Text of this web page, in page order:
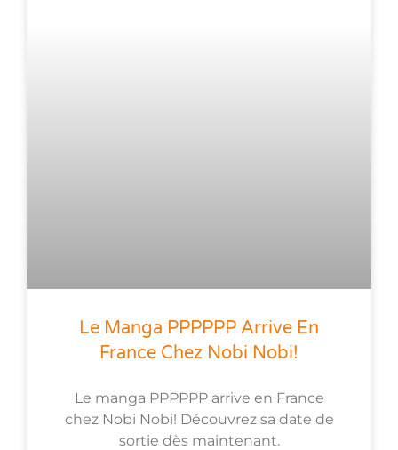
Le Manga PPPPPP Arrive En
France Chez Nobi Nobi!
Le manga PPPPPP arrive en France
chez Nobi Nobi! Découvrez sa date de
sortie dès maintenant.